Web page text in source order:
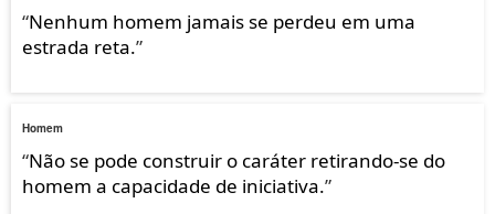
“Nenhum homem jamais se perdeu em uma
estrada reta.”
Homem
“Não se pode construir o caráter retirando-se do
homem a capacidade de iniciativa.”